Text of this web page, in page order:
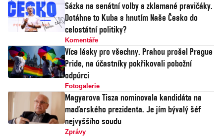
Sázka na senátní volby a zklamané pravičáky.
Dotáhne to Kuba s hnutím Naše Česko do
celostátní politiky?
Komentáře
Více lásky pro všechny. Prahou prošel Prague
Pride, na účastníky pokřikovali pobožní
odpůrci
Fotogalerie
Magyarova Tisza nominovala kandidáta na
maďarského prezidenta. Je jím bývalý šéf
nejvyššího soudu
Zprávy